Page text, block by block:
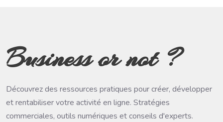
Business or not ?
Découvrez des ressources pratiques pour créer, développer
et rentabiliser votre activité en ligne. Stratégies
commerciales, outils numériques et conseils d'experts.